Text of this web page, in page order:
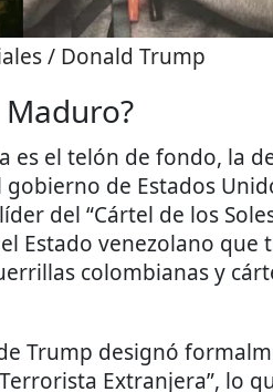
/ Donald Trump
es el telón de fondo, la
de Estados
del “Cártel de los
Estado venezolano que
colombianas y
Trump designó
Extranjera”, lo